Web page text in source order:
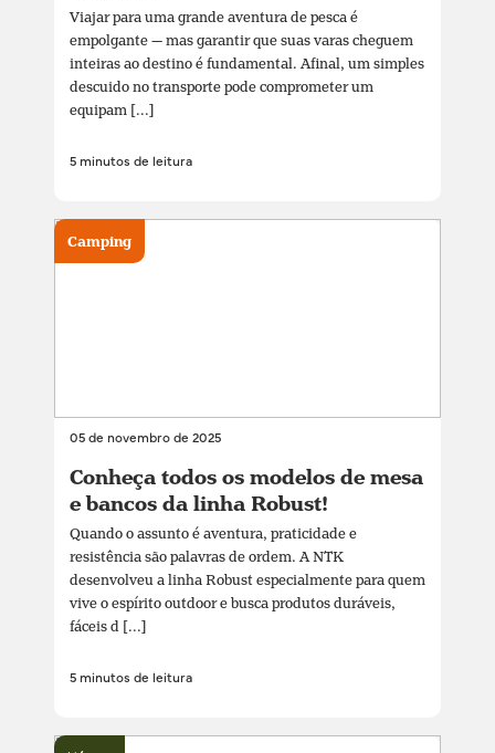
Viajar para uma grande aventura de pesca é
empolgante — mas garantir que suas varas cheguem
inteiras ao destino é fundamental. Afinal, um simples
descuido no transporte pode comprometer um
equipam [...]
5 minutos de leitura
05 de novembro de 2025
Conheça todos os modelos de mesa
e bancos da linha Robust!
Quando o assunto é aventura, praticidade e
resistência são palavras de ordem. A NTK
desenvolveu a linha Robust especialmente para quem
vive o espírito outdoor e busca produtos duráveis,
fáceis d [...]
5 minutos de leitura
Camping